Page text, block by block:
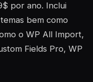
por ano. Inclui
bem como
o WP All Import,
Fields Pro, WP